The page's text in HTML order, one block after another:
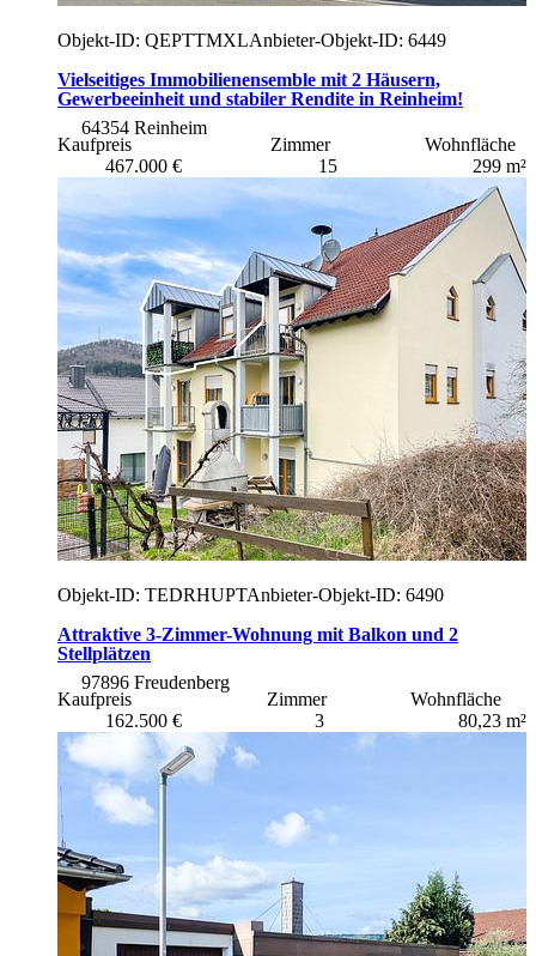
Objekt-ID: QEPTTMXLAnbieter-Objekt-ID: 6449
Vielseitiges Immobilienensemble mit 2 Häusern,
Gewerbeeinheit und stabiler Rendite in Reinheim!
64354 Reinheim
Kaufpreis
467.000 €
Zimmer
15
Wohnfläche
299 m²
Objekt-ID: TEDRHUPTAnbieter-Objekt-ID: 6490
Attraktive 3-Zimmer-Wohnung mit Balkon und 2
Stellplätzen
97896 Freudenberg
Kaufpreis
162.500 €
Zimmer
3
Wohnfläche
80,23 m²